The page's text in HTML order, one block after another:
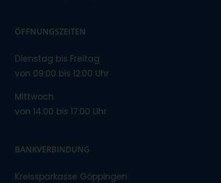
ÖFFNUNGSZEITEN
Dienstag bis Freitag
von 09:00 bis 12:00 Uhr
Mittwoch
von 14:00 bis 17:00 Uhr
BANKVERBINDUNG
Kreissparkasse Göppingen